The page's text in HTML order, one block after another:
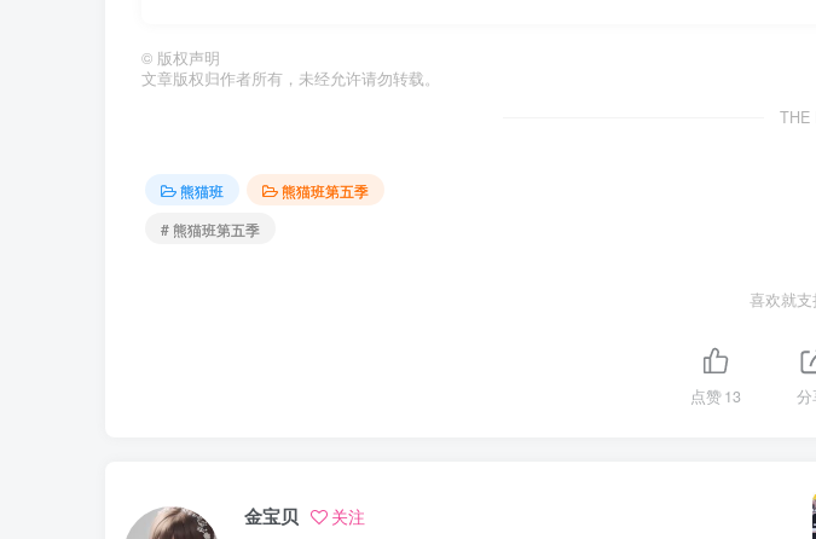
© 版权声明
文章版权归作者所有，未经允许请勿转载。
THE
熊猫班
熊猫班第五季
# 熊猫班第五季
喜欢就
点赞13 分
金宝贝 关注